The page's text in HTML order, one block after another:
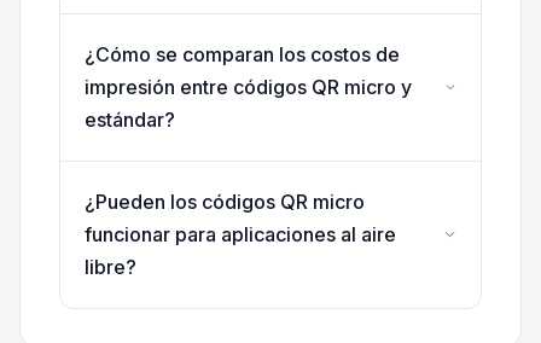
¿Cómo se comparan los costos de
impresión entre códigos QR micro y
estándar?
¿Pueden los códigos QR micro
funcionar para aplicaciones al aire
libre?